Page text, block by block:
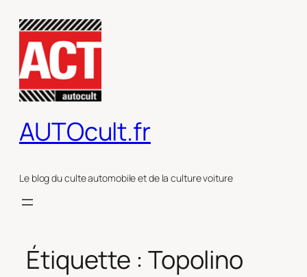
contenu
AUTOcult.fr
Le blog du culte automobile et de la culture voiture
Étiquette : Topolino